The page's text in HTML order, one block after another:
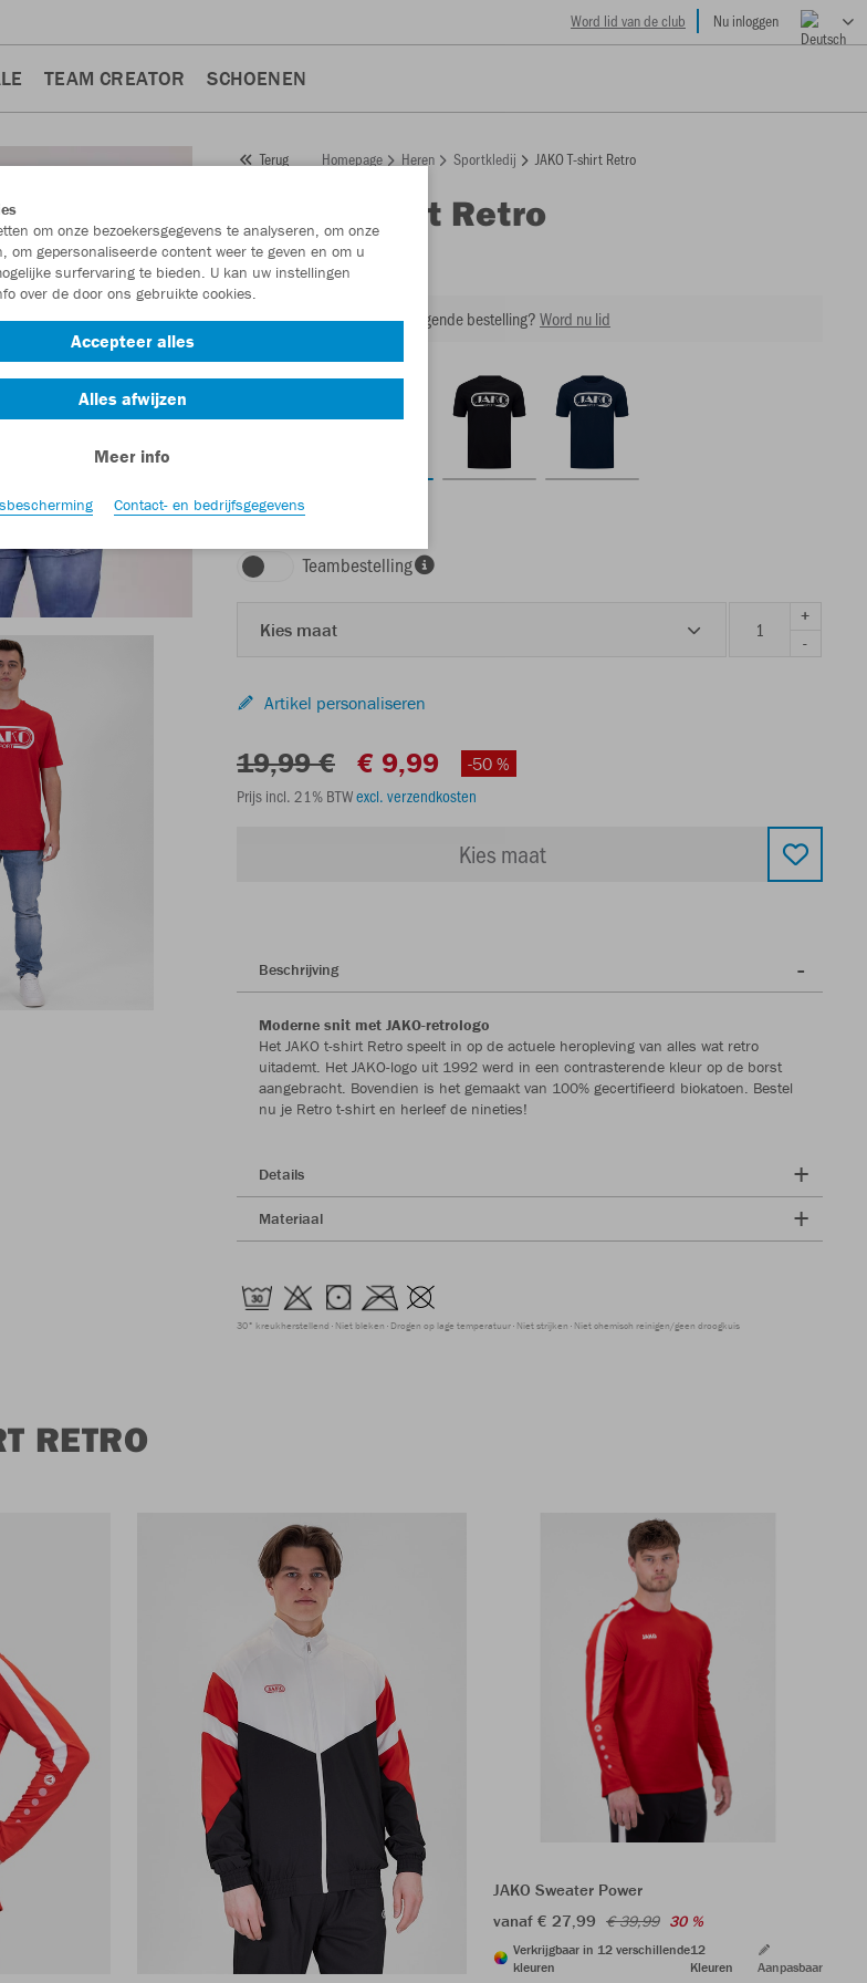
Word lid van de club Nu inloggen
TEAM CREATOR SCHOENEN
Terug Homepage Heren Sportkledij JAKO T-shirt Retro
T-shirt Retro
Artikelnummer: 6114
Zin in 30% korting op je volgende bestelling?Word nu lid
rood
Teambestelling
Kies maat
+
-
Artikel personaliseren
19,99 € € 9,99
-50 %
Prijs incl. 21% BTWexcl. verzendkosten
Kies maat
Beschrijving
Moderne snit met JAKO-retrologo
Het JAKO t-shirt Retro speelt in op de actuele heropleving van alles wat retro
uitademt. Het JAKO-logo uit 1992 werd in een contrasterende kleur op de borst
aangebracht. Bovendien is het gemaakt van 100% gecertifieerd biokatoen. Bestel
nu je Retro t-shirt en herleef de nineties!
Details
Materiaal
30° kreukherstellend Niet bleken Drogen op lage temperatuur Niet strijken Niet chemisch reinigen/geen droogkuis
RETRO
JAKO Sweater Power
vanaf € 27,99 € 39,99 30 %
Verkrijgbaar in 12 verschillende
kleuren
12
Kleuren
Aanpasbaar
om onze bezoekersgegevens te analyseren, om onze
om gepersonaliseerde content weer te geven en om u
surfervaring te bieden. U kan uw instellingen
over de door ons gebruikte cookies.
Accepteer alles
Alles afwijzen
Meer info
Contact- en bedrijfsgegevens